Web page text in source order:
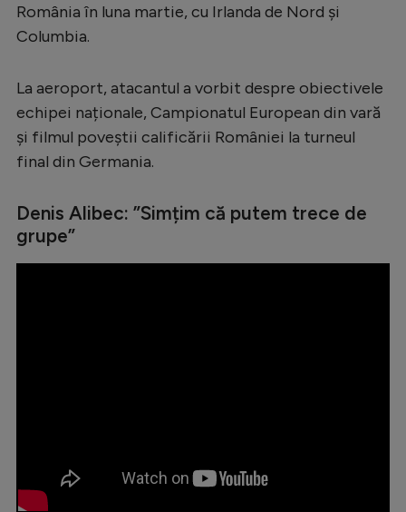
Stranieri
Tenis
Natație
JO 2026
România în luna martie, cu Irlanda de Nord și
Columbia.
La aeroport, atacantul a vorbit despre obiectivele
echipei naționale, Campionatul European din vară
și filmul poveștii calificării României la turneul
final din Germania.
Denis Alibec: ”Simțim că putem trece de
grupe”